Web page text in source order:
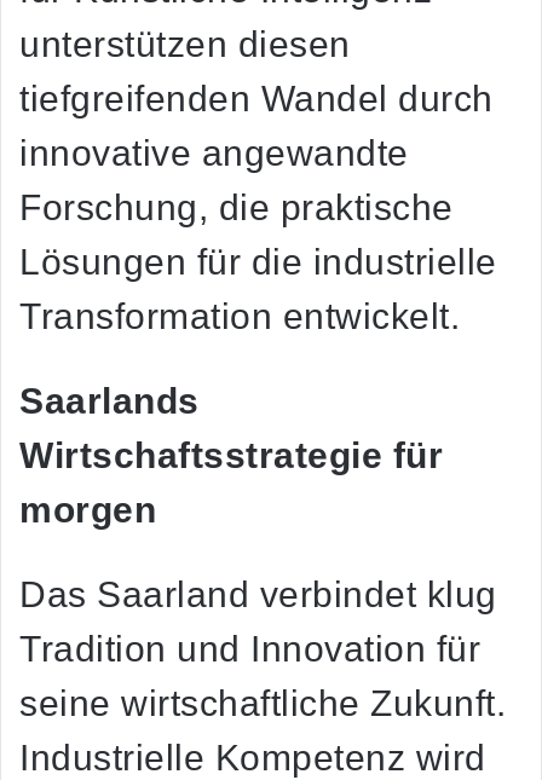
unterstützen diesen
tiefgreifenden Wandel durch
innovative angewandte
Forschung, die praktische
Lösungen für die industrielle
Transformation entwickelt.
Saarlands
Wirtschaftsstrategie für
morgen
Das Saarland verbindet klug
Tradition und Innovation für
seine wirtschaftliche Zukunft.
Industrielle Kompetenz wird